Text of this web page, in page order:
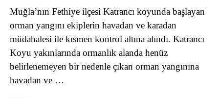
Muğla’nın Fethiye ilçesi Katrancı koyunda başlayan
orman yangını ekiplerin havadan ve karadan
müdahalesi ile kısmen kontrol altına alındı. Katrancı
Koyu yakınlarında ormanlık alanda henüz
belirlenemeyen bir nedenle çıkan orman yangınına
havadan ve …